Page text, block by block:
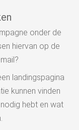
onder de
hiervan op de
landingspagina
kunnen vinden
hebt en wat